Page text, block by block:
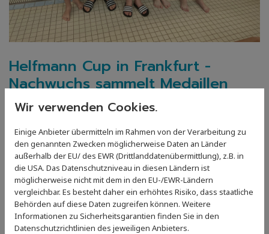
Helfmann Cup in Frankfurt -
Nachwuchs sammelt Medaillen
unsere Jüngsten der Nachwuchsmannschaft mit
Trainerin Claudia Deusser sehr erfolgreich gewesen
(siehe Foto). Remy, Franziska, Lasse, Ida und Amelie
konnten die begehrten Medaillen ergattern und viele
neue Bestzeiten erschwimmen. Herzlichen
Glückwunsch! Bleibt dabei und trainiert weiterhin
fleißig.
Wir verwenden Cookies.
Einige Anbieter übermitteln im Rahmen von der Verarbeitung zu
den genannten Zwecken möglicherweise Daten an Länder
außerhalb der EU/ des EWR (Drittlanddatenübermittlung), z.B. in
die USA. Das Datenschutzniveau in diesen Ländern ist
möglicherweise nicht mit dem in den EU-/EWR-Ländern
vergleichbar. Es besteht daher ein erhöhtes Risiko, dass staatliche
Behörden auf diese Daten zugreifen können. Weitere
Informationen zu Sicherheitsgarantien finden Sie in den
Datenschutzrichtlinien des jeweiligen Anbieters.